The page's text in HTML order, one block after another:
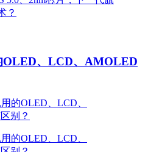
OLED、LCD、AMOLED